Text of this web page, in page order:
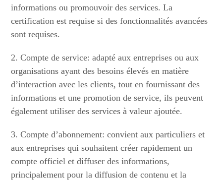
informations ou promouvoir des services. La
certification est requise si des fonctionnalités avancées
sont requises.
2. Compte de service: adapté aux entreprises ou aux
organisations ayant des besoins élevés en matière
d’interaction avec les clients, tout en fournissant des
informations et une promotion de service, ils peuvent
également utiliser des services à valeur ajoutée.
3. Compte d’abonnement: convient aux particuliers et
aux entreprises qui souhaitent créer rapidement un
compte officiel et diffuser des informations,
principalement pour la diffusion de contenu et la